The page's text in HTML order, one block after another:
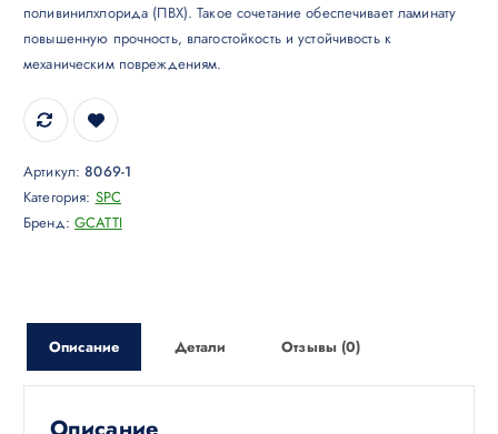
поливинилхлорида (ПВХ). Такое сочетание обеспечивает ламинату
повышенную прочность, влагостойкость и устойчивость к
механическим повреждениям.
Артикул:8069-1
Категория: SPC
Бренд:GCATTI
Описание Детали Отзывы (0)